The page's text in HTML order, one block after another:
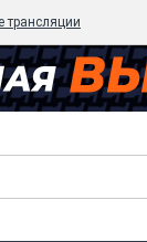
трансляции